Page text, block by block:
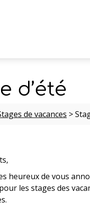
d’été
de vacances >
heureux de vous
les stages des